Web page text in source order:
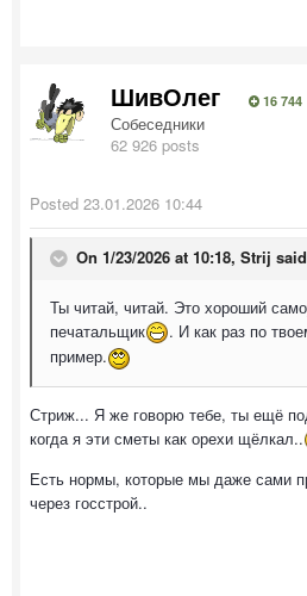
ШивОлег 16 744
Собеседники
62 926 posts
Posted 23.01.2026 10:44
On 1/23/2026 at 10:18, Strij
Ты читай, читай. Это хороший
печатальщик
. И как раз по
пример.
Стриж... Я же говорю тебе, ты ещё
когда я эти сметы как орехи щёлкал..
Есть нормы, которые мы даже сами
через госстрой..